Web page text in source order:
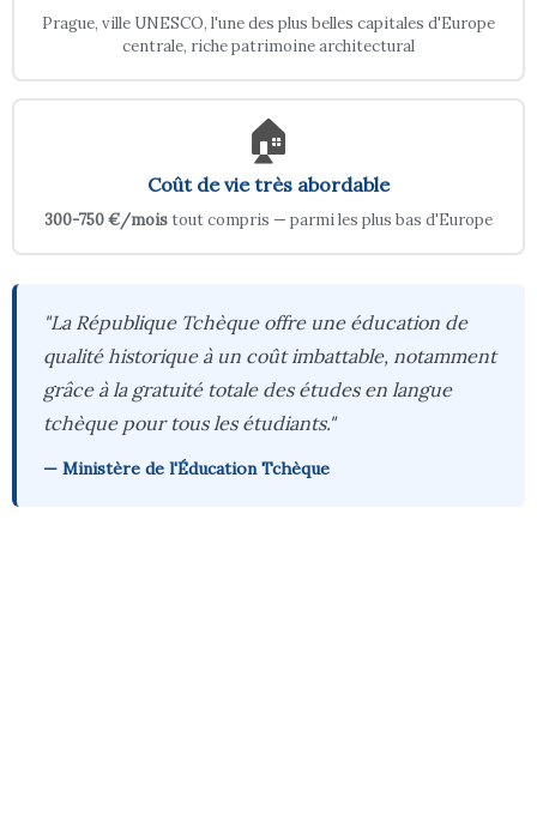
Prague, ville UNESCO, l'une des plus belles capitales d'Europe
centrale, riche patrimoine architectural
🏠
Coût de vie très abordable
300-750 €/mois tout compris — parmi les plus bas d'Europe
"La République Tchèque offre une éducation de
qualité historique à un coût imbattable, notamment
grâce à la gratuité totale des études en langue
tchèque pour tous les étudiants."
— Ministère de l'Éducation Tchèque